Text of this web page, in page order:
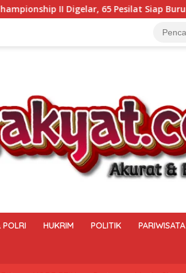
Prestasi Menuju Porprov 2027
HUKRIM POLITIK PARIWISATA